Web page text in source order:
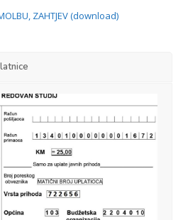
ZAHTJEV (download)